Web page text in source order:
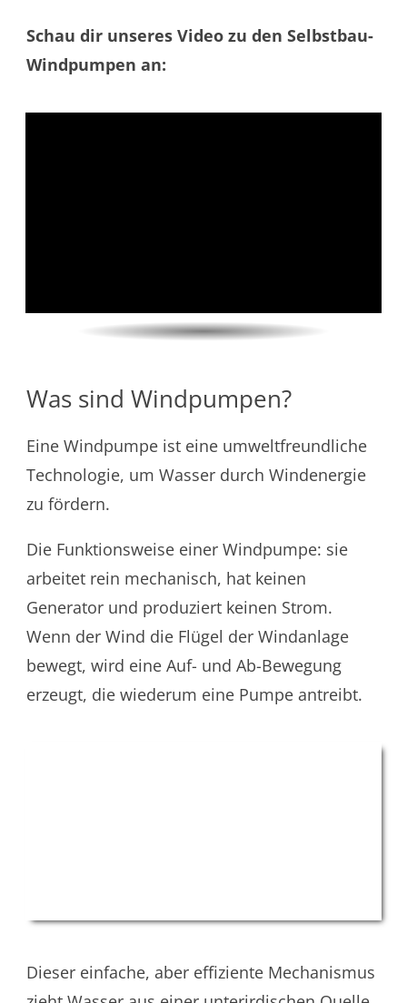
Schau dir unseres Video zu den Selbstbau-
Windpumpen an:
Was sind Windpumpen?
Eine Windpumpe ist eine umweltfreundliche
Technologie, um Wasser durch Windenergie
zu fördern.
Die Funktionsweise einer Windpumpe: sie
arbeitet rein mechanisch, hat keinen
Generator und produziert keinen Strom.
Wenn der Wind die Flügel der Windanlage
bewegt, wird eine Auf- und Ab-Bewegung
erzeugt, die wiederum eine Pumpe antreibt.
Dieser einfache, aber effiziente Mechanismus